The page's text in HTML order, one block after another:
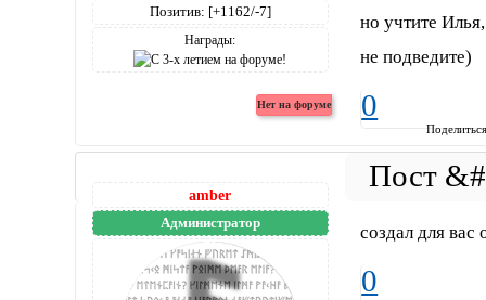
Позитив: [+1162/-7]
Награды:
но учтите
не подведите)
0
amber
Администратор создал для вас
0